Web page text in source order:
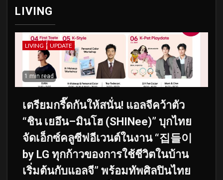
LIVING
LIVING UPDATE
1 min read
เตรียมกรี๊ดกันให้สนั่น! แอลจีคว้าตัว
“ชิน เยอึน–มินโฮ (SHINee)” บุกไทย
จัดเอ็กซ์คลูซีฟอีเวนต์ในงาน “집들이
by LG ทุกก้าวของการใช้ชีวิตในบ้าน
เริ่มต้นกับแอลจี” พร้อมทัพศิลปินไทย